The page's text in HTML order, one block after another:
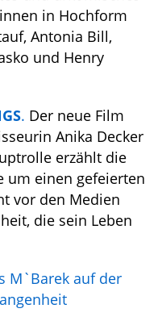
in Hochform
Antonia Bill,
und Henry
. Der neue Film
Anika Decker
erzählt die
um einen gefeierten
vor den Medien
die sein Leben
M`Barek auf der